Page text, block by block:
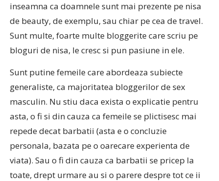
inseamna ca doamnele sunt mai prezente pe nisa
de beauty, de exemplu, sau chiar pe cea de travel.
Sunt multe, foarte multe bloggerite care scriu pe
bloguri de nisa, le cresc si pun pasiune in ele.
Sunt putine femeile care abordeaza subiecte
generaliste, ca majoritatea bloggerilor de sex
masculin. Nu stiu daca exista o explicatie pentru
asta, o fi si din cauza ca femeile se plictisesc mai
repede decat barbatii (asta e o concluzie
personala, bazata pe o oarecare experienta de
viata). Sau o fi din cauza ca barbatii se pricep la
toate, drept urmare au si o parere despre tot ce ii